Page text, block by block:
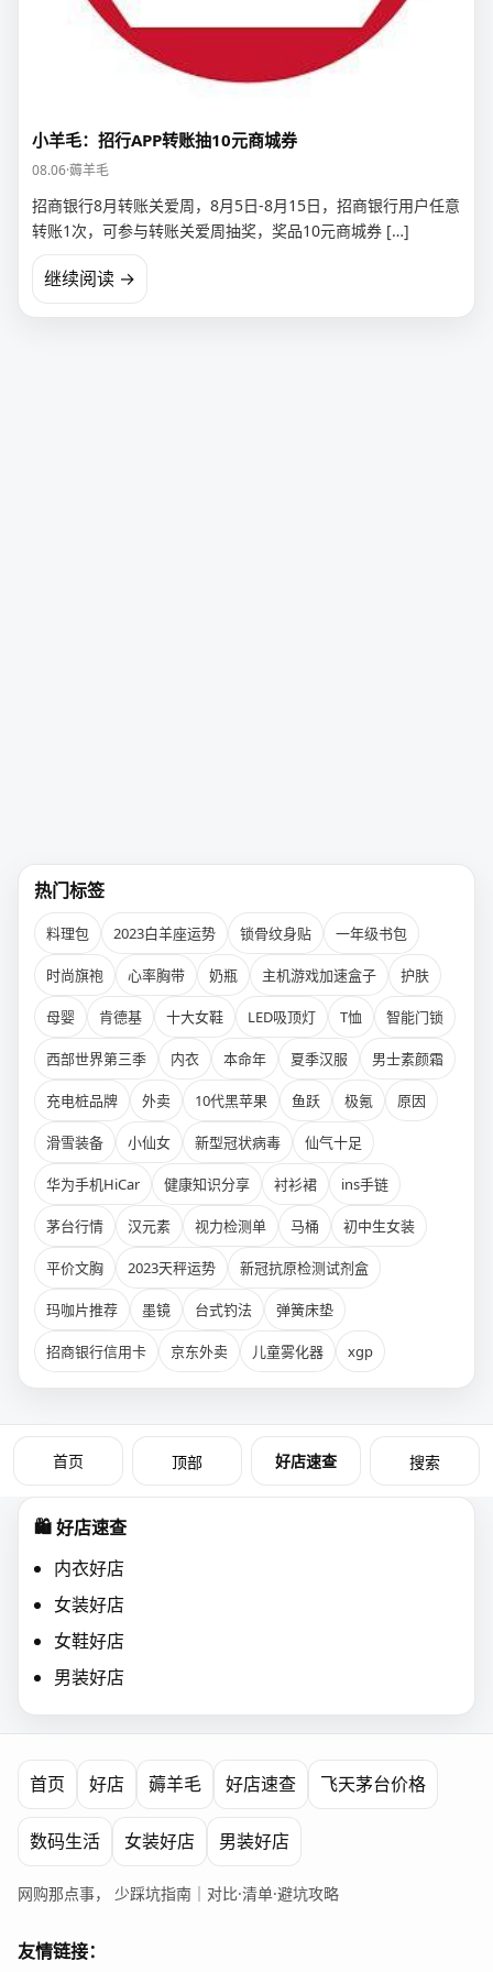
小羊毛：招行APP转账抽10元商城券
08.06·薅羊毛
招商银行8月转账关爱周，8月5日-8月15日，招商银行用户任意
转账1次，可参与转账关爱周抽奖，奖品10元商城券 […]
继续阅读 →
热门标签
料理包 2023白羊座运势 锁骨纹身贴 一年级书包
时尚旗袍 心率胸带 奶瓶 主机游戏加速盒子 护肤
母婴 肯德基 十大女鞋 LED吸顶灯 T恤 智能门锁
西部世界第三季 内衣 本命年 夏季汉服 男士素颜霜
充电桩品牌 外卖 10代黑苹果 鱼跃 极氪 原因
滑雪装备 小仙女 新型冠状病毒 仙气十足
华为手机HiCar 健康知识分享 衬衫裙 ins手链
茅台行情 汉元素 视力检测单 马桶 初中生女装
平价文胸 2023天秤运势 新冠抗原检测试剂盒
玛咖片推荐 墨镜 台式钓法 弹簧床垫
招商银行信用卡 京东外卖 儿童雾化器 xgp
首页 顶部 好店速查 搜索
🛍️ 好店速查
内衣好店
女装好店
女鞋好店
男装好店
首页 好店 薅羊毛 好店速查 飞天茅台价格
数码生活 女装好店 男装好店
网购那点事， 少踩坑指南｜对比·清单·避坑攻略
友情链接：